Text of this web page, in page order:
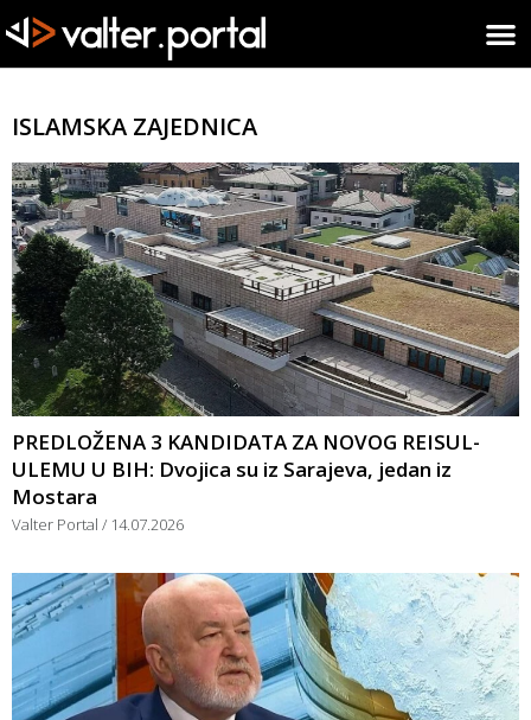
ISLAMSKA ZAJEDNICA
PREDLOŽENA 3 KANDIDATA ZA NOVOG REISUL-
ULEMU U BIH: Dvojica su iz Sarajeva, jedan iz
Mostara
Valter Portal 14.07.2026